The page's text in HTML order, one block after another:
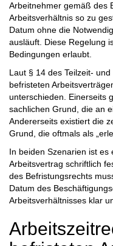
Arbeitnehmer gemäß des
Arbeitsverhältnis so zu
Datum ohne die
ausläuft. Diese Regelung
Bedingungen erlaubt.
Laut § 14 des Teilzeit-
befristeten
unterschieden. Einerseits
sachlichen Grund, die an
Andererseits existiert die
Grund, die oftmals als
In beiden Szenarien ist
Arbeitsvertrag schriftlich
des Befristungsrechts
Datum des
Arbeitsverhältnisses klar